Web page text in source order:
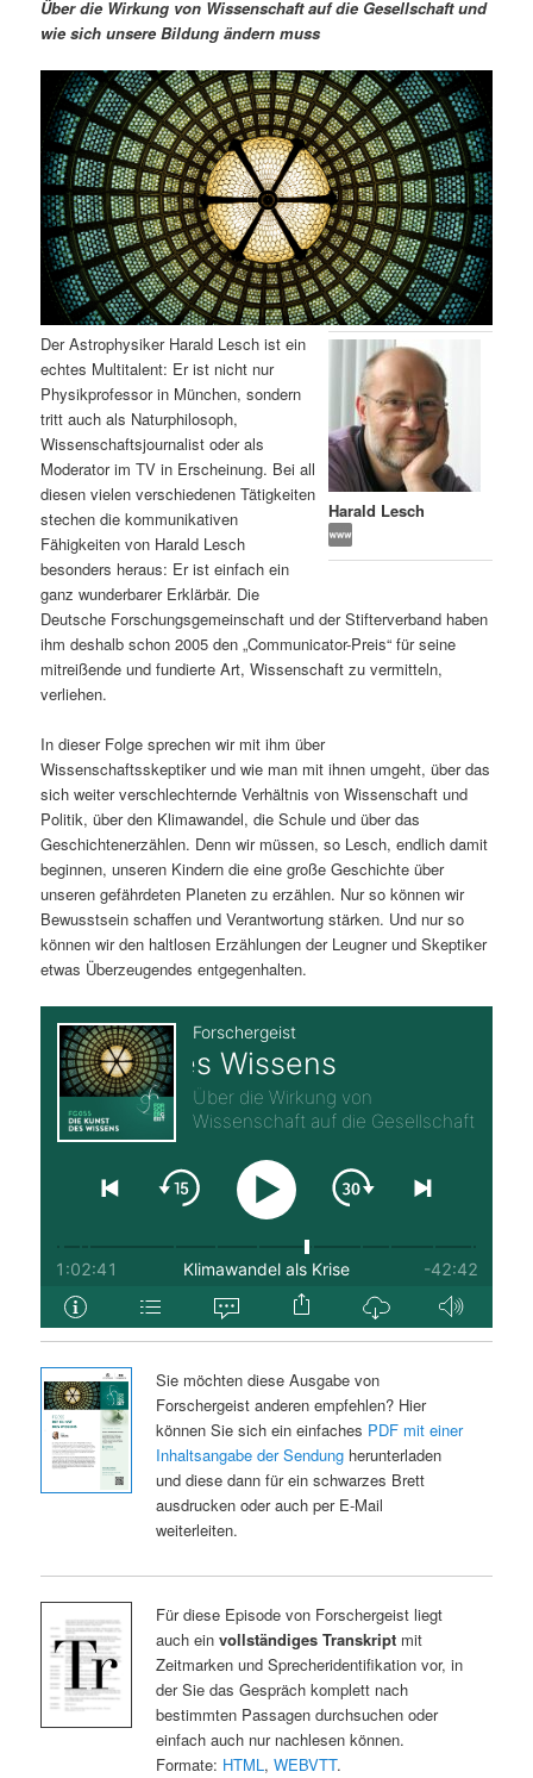
r
e
n
I
n
h
a
l
t
s
p
r
n
g
e
n
d
ä
r
e
n
I
n
h
a
l
t
s
r
i
n
g
e
n
n
a
a
t
i
o
n
Über die Wirkung von Wissenschaft auf die Gesellschaft und
wie sich unsere Bildung ändern muss
Harald Lesch
Der Astrophysiker Harald Lesch ist ein
echtes Multitalent: Er ist nicht nur
Physikprofessor in München, sondern
tritt auch als Naturphilosoph,
Wissenschaftsjournalist oder als
Moderator im TV in Erscheinung. Bei all
diesen vielen verschiedenen Tätigkeiten
stechen die kommunikativen
Fähigkeiten von Harald Lesch
besonders heraus: Er ist einfach ein
ganz wunderbarer Erklärbär. Die
Deutsche Forschungsgemeinschaft und der Stifterverband haben
ihm deshalb schon 2005 den „Communicator-Preis“ für seine
mitreißende und fundierte Art, Wissenschaft zu vermitteln,
verliehen.
In dieser Folge sprechen wir mit ihm über
Wissenschaftsskeptiker und wie man mit ihnen umgeht, über das
sich weiter verschlechternde Verhältnis von Wissenschaft und
Politik, über den Klimawandel, die Schule und über das
Geschichtenerzählen. Denn wir müssen, so Lesch, endlich damit
beginnen, unseren Kindern die eine große Geschichte über
unseren gefährdeten Planeten zu erzählen. Nur so können wir
Bewusstsein schaffen und Verantwortung stärken. Und nur so
können wir den haltlosen Erzählungen der Leugner und Skeptiker
etwas Überzeugendes entgegenhalten.
Sie möchten diese Ausgabe von
Forschergeist anderen empfehlen? Hier
können Sie sich ein einfaches PDF mit einer
Inhaltsangabe der Sendungherunterladen
und diese dann für ein schwarzes Brett
ausdrucken oder auch per E-Mail
weiterleiten.
Für diese Episode von Forschergeist liegt
auch ein vollständiges Transkriptmit
Zeitmarken und Sprecheridentifikation vor, in
der Sie das Gespräch komplett nach
bestimmten Passagen durchsuchen oder
einfach auch nur nachlesen können.
Formate: HTML, WEBVTT.